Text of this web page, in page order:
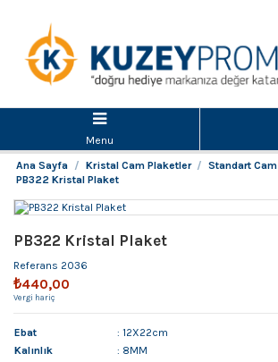
Menu
Ana Sayfa
Kristal Cam Plaketler
Standart
PB322 Kristal Plaket
PB322 Kristal Plaket
Referans 2036
₺440,00
Vergi hariç
Ebat
: 12X22cm
Kalınlık
: 8MM